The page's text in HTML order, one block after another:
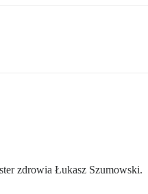
zdrowia Łukasz Szumowski.